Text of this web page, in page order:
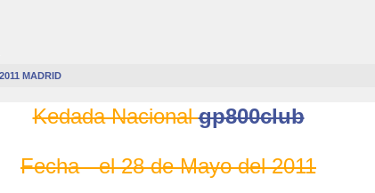
MADRID
Kedada Nacionalgp800club
Fecha - el 28 de Mayo del 2011